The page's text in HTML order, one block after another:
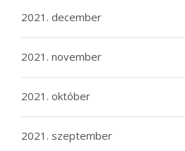
2021. december
2021. november
2021. október
2021. szeptember